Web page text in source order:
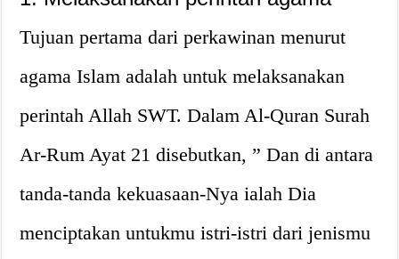
Tujuan pertama dari perkawinan menurut
agama Islam adalah untuk melaksanakan
perintah Allah SWT. Dalam Al-Quran Surah
Ar-Rum Ayat 21 disebutkan, ” Dan di antara
tanda-tanda kekuasaan-Nya ialah Dia
menciptakan untukmu istri-istri dari jenismu